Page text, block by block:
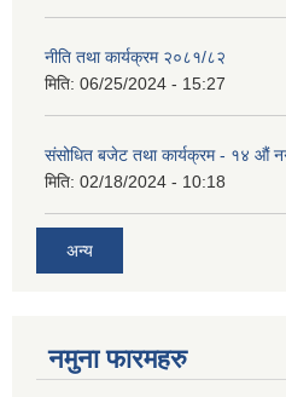
नीति तथा कार्यक्रम २०८१/८२
मिति: 06/25/2024 - 15:27
संसोधित बजेट तथा कार्यक्रम - १४ औं
मिति: 02/18/2024 - 10:18
अन्य
नमुना फारमहरु